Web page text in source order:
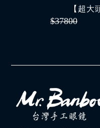
【超大
$37800